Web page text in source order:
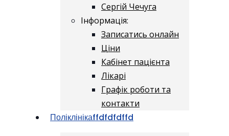
Сергій Чечуга
Інформація:
Записатись онлайн
Ціни
Кабінет пацієнта
Лікарі
Графік роботи та
контакти
Поліклінікаffdfdfdffd